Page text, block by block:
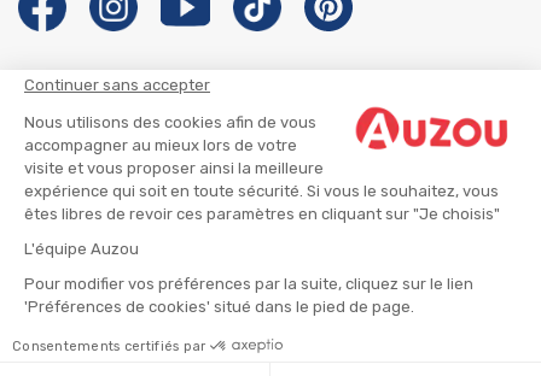
Continuer sans accepter
Nous utilisons des cookies afin de vous
accompagner au mieux lors de votre
visite et vous proposer ainsi la meilleure
expérience qui soit en toute sécurité. Si vous le souhaitez, vous
êtes libres de revoir ces paramètres en cliquant sur "Je choisis"
L'équipe Auzou
Pour modifier vos préférences par la suite, cliquez sur le lien
'Préférences de cookies' situé dans le pied de page.
Consentements certifiés par
Petite Taupe
Auteurs et illustrateurs Auzou
Suivre mon colis
Infos consommateur
CGU
CGV
Mentions légales
© 2026 - AUZOU |